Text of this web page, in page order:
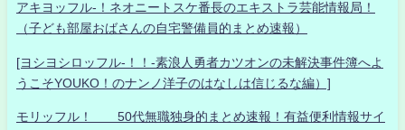
アキヨッフル-！ネオニートスケ番長のエキストラ芸能情報局！
（子ども部屋おばさんの自宅警備員的まとめ速報）
[ヨシヨシロッフル-！！-素浪人勇者カツオンの未解決事件簿へよ
うこそYOUKO！のナンノ洋子のはなしは信じるな編）]
モリッフル！ 50代無職独身的まとめ速報！有益便利情報サイ